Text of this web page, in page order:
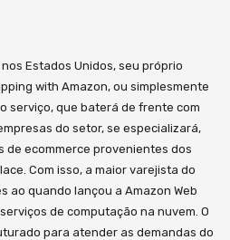
Estados Unidos, seu próprio
with Amazon, ou simplesmente
serviço, que baterá de frente com
do setor, se especializará,
de ecommerce provenientes dos
Com isso, a maior varejista do
ao quando lançou a Amazon Web
de computação na nuvem. O
para atender as demandas do